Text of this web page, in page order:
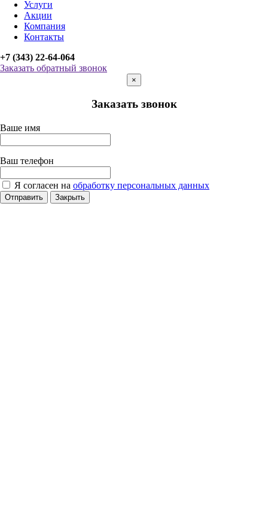
Услуги
Акции
Компания
Контакты
+7 (343) 22-64-064
Заказать обратный звонок
×
Заказать звонок
Ваше имя
Ваш телефон
Я согласен на обработку персональных данных
Отправить Закрыть